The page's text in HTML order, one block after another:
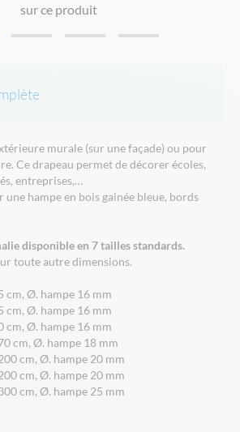
sur ce produit
murale (sur une façade) ou pour
Ce drapeau permet de décorer écoles,
entreprises,…
une hampe en bois gainée bleue, bords
disponible en 7 tailles standards.
toute autre dimensions.
cm, Ø. hampe 16 mm
cm, Ø. hampe 16 mm
cm, Ø. hampe 16 mm
cm, Ø. hampe 18 mm
cm, Ø. hampe 20 mm
cm, Ø. hampe 20 mm
cm, Ø. hampe 25 mm